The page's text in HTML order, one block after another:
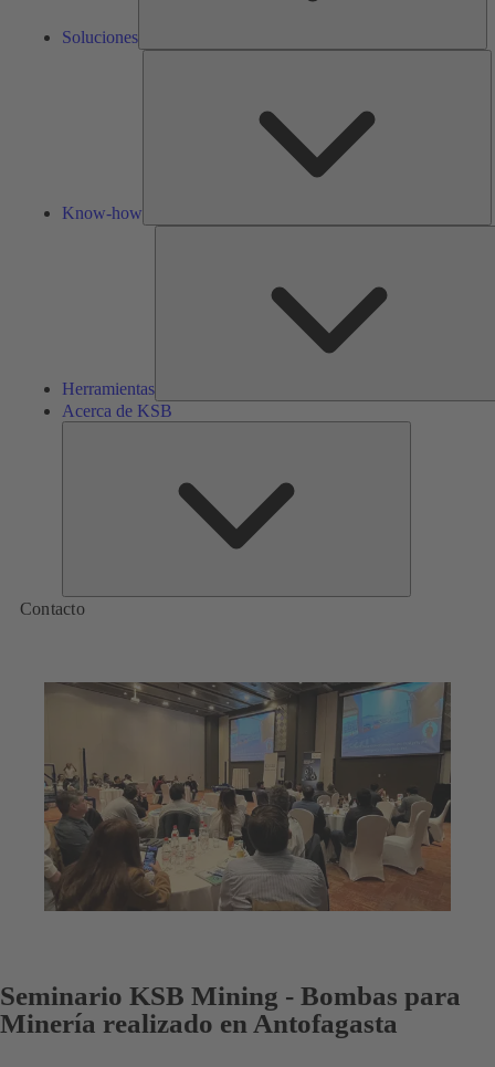
Soluciones
Know-how
Herramientas
Acerca de KSB
Contacto
Seminario KSB Mining - Bombas para
Minería realizado en Antofagasta